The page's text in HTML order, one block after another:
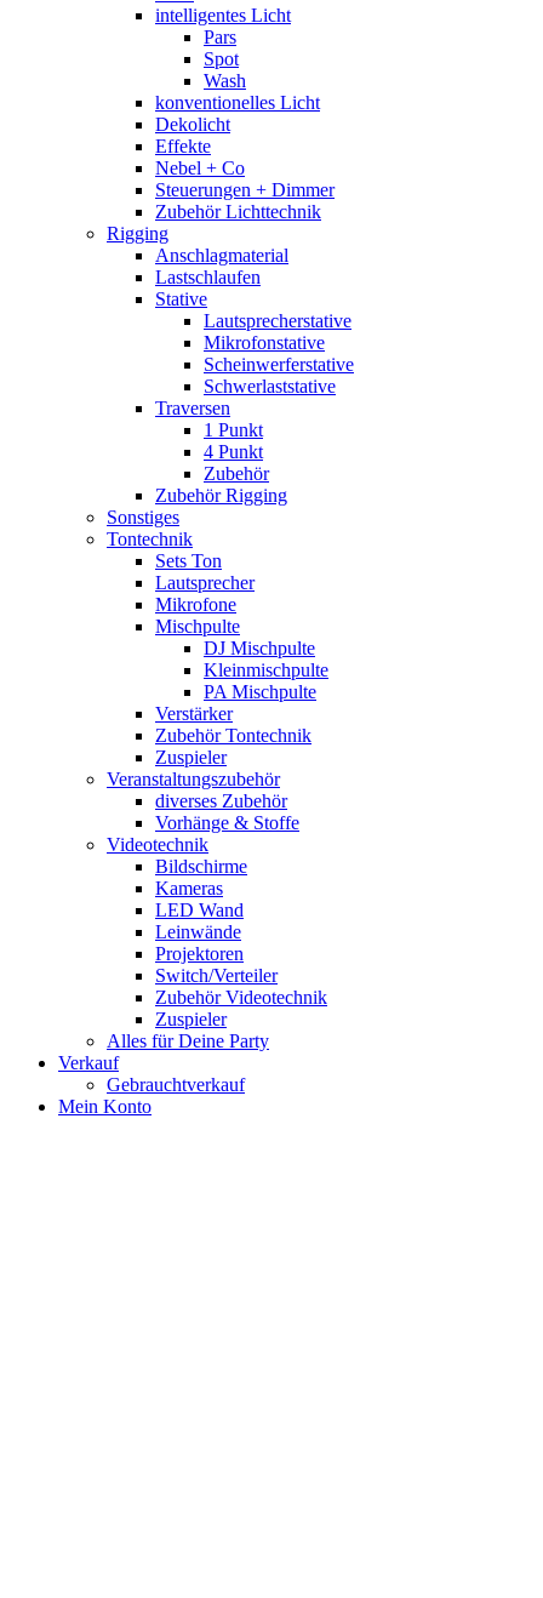
intelligentes Licht
Pars
Spot
Wash
konventionelles Licht
Dekolicht
Effekte
Nebel + Co
Steuerungen + Dimmer
Zubehör Lichttechnik
Rigging
Anschlagmaterial
Lastschlaufen
Stative
Lautsprecherstative
Mikrofonstative
Scheinwerferstative
Schwerlaststative
Traversen
1 Punkt
4 Punkt
Zubehör
Zubehör Rigging
Sonstiges
Tontechnik
Sets Ton
Lautsprecher
Mikrofone
Mischpulte
DJ Mischpulte
Kleinmischpulte
PA Mischpulte
Verstärker
Zubehör Tontechnik
Zuspieler
Veranstaltungszubehör
diverses Zubehör
Vorhänge & Stoffe
Videotechnik
Bildschirme
Kameras
LED Wand
Leinwände
Projektoren
Switch/Verteiler
Zubehör Videotechnik
Zuspieler
Alles für Deine Party
Verkauf
Gebrauchtverkauf
Mein Konto